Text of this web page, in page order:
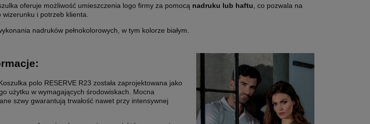
oferuje możliwość umieszczenia logo firmy za pomocą nadruku lub haftu , co pozwala na
i potrzeb klienta.
nadruków pełnokolorowych, w tym kolorze białym.
polo RESERVE R23 została zaprojektowana jako
użytku w wymagających środowiskach. Mocna
szwy gwarantują trwałość nawet przy intensywnej